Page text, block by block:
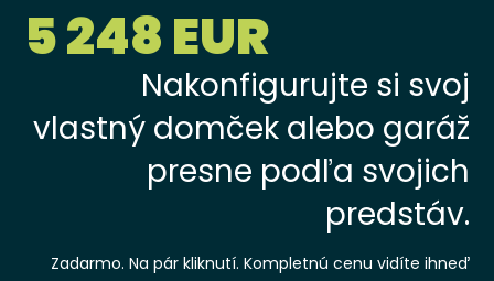
5 248 EUR
Nakonfigurujte si svoj
vlastný domček alebo garáž
presne podľa svojich
predstáv.
Zadarmo. Na pár kliknutí. Kompletnú cenu vidíte ihneď